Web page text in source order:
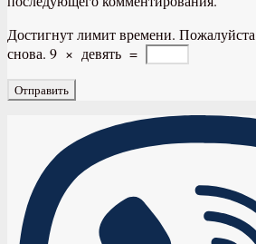
Достигнут лимит времени.
снова. 9 × девять =